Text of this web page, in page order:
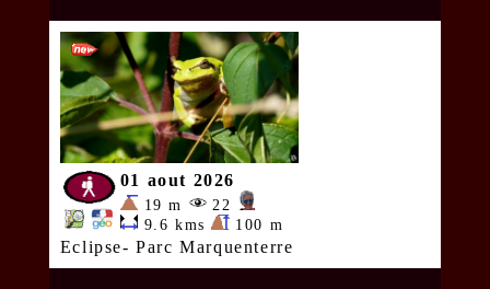
01 aout 2026
19 m
22
9.6 kms
100 m
Eclipse- Parc Marquenterre